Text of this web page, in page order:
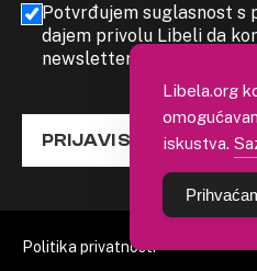
Potvrđujem suglasnost
dajem privolu Libeli da
newslettera
PRIJAVI SE
Politika privatnosti
Libela.org
iskustva.